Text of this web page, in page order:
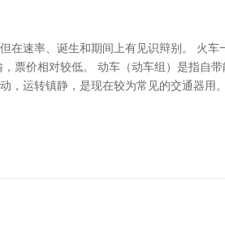
速率、诞生和期间上有见识辩别。 火
票价相对较低。 动车（动车组）是指自
，运转镇静，是现在较为常见的交通器用